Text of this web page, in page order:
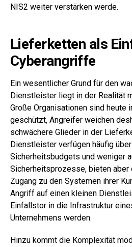
NIS2 weiter verstärken werde.
Lieferketten als
Cyberangriffe
Ein wesentlicher Grund für den
Dienstleister liegt in der Realität
Große Organisationen sind heute
geschützt, Angreifer weichen
schwächere Glieder in der
Dienstleister verfügen häufig
Sicherheitsbudgets und weniger
Sicherheitsprozesse, bieten aber
Zugang zu den Systemen ihrer
Angriff auf einen kleinen
Einfallstor in die Infrastruktur
Unternehmens werden.
Hinzu kommt die Komplexität